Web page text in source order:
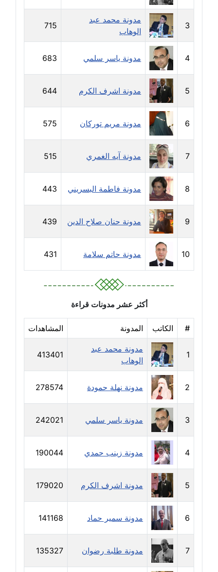
مدونة خليل السيد
عاملة
مدونة خولة سعيدان
عاملة
مدونة داليا السعيد
موقوف
مدونة داليا فاروق
عاملة
مدونة داليا نور
عاملة
مدونة دعاء البدري
عاملة
مدونة دعاء الجابي
عاملة
مدونة دعاء الشاهد
عاملة
مدونة دينا منير
عاملة
مدونة راقية الدويك
عاملة
مدونة رانيا ثروت
عاملة
مدونة رجاء دياب
عاملة
مدونة رحاب منيعم
عاملة
مدونة رشا السعدي
عاملة
مدونة رشا شمس الدين
عاملة
3
مدونة محمد عبد
الوهاب
715
4 مدونة ياسر سلمي 683
5 مدونة اشرف الكرم 644
6 مدونة مريم توركان 575
7 مدونة آيه الغمري 515
8 مدونة فاطمة البسريني 443
9 مدونة حنان صلاح الدين 439
10 مدونة حاتم سلامة 431
أكثر عشر مدونات قراءة
# الكاتب المدونة المشاهدات
1
مدونة محمد عبد
الوهاب
413401
2 مدونة نهلة حمودة 278574
3 مدونة ياسر سلمي 242021
4 مدونة زينب حمدي 190044
5 مدونة اشرف الكرم 179020
6 مدونة سمير حماد 141168
7 مدونة طلبة رضوان 135327